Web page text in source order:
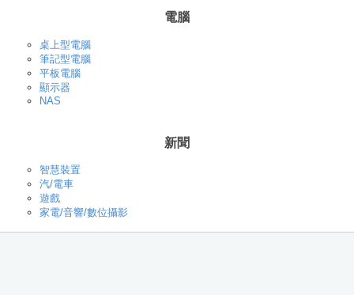
電腦
桌上型電腦
筆記型電腦
平板電腦
顯示器
NAS
新聞
智慧裝置
汽/電車
遊戲
家電/音響/數位攝影